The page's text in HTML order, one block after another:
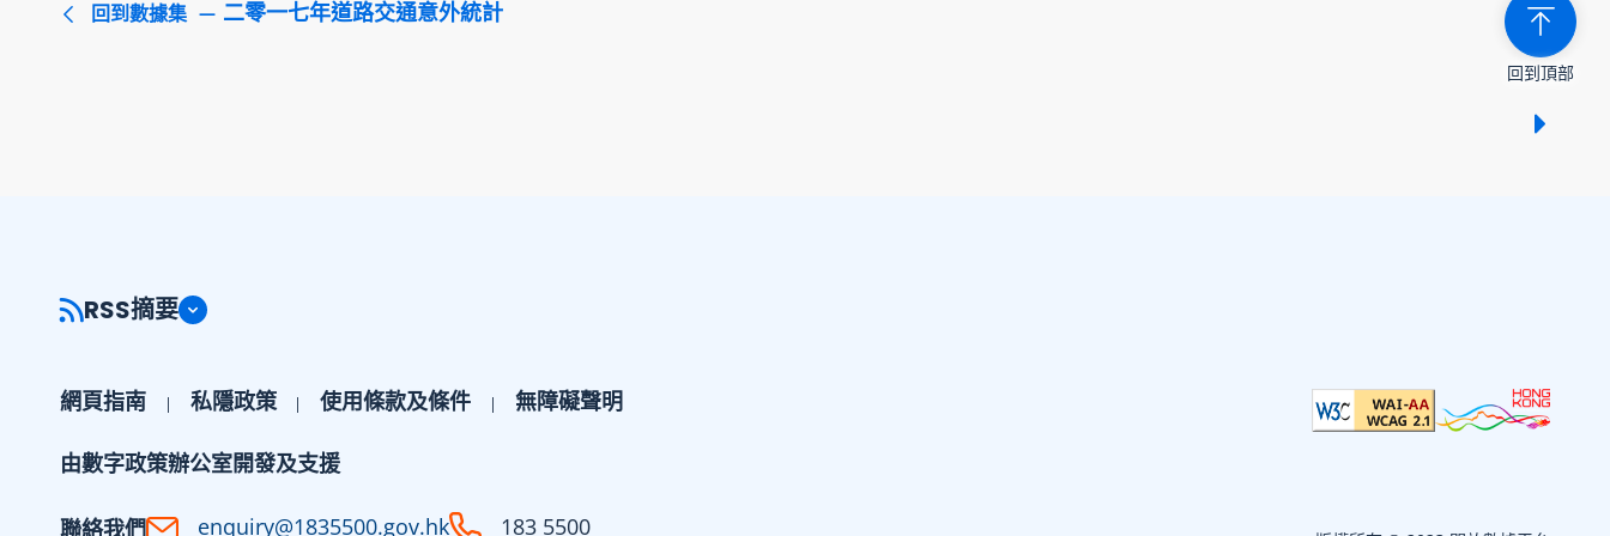
回到數據集 二零一七年道路交通意外統計
回到頂部
RSS摘要
網頁指南 私隱政策 使用條款及條件 無障礙聲明
由數字政策辦公室開發及支援
聯絡我們 enquiry@1835500.gov.hk 183 5500